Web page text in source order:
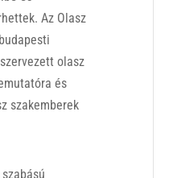
Az Olasz
olasz
és
szakemberek